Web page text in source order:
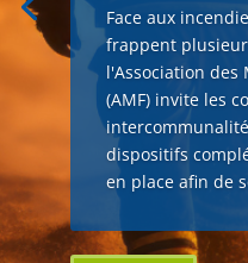
Face aux
frappent
l'Association des
(AMF) invite les
dispositifs
en place afin de